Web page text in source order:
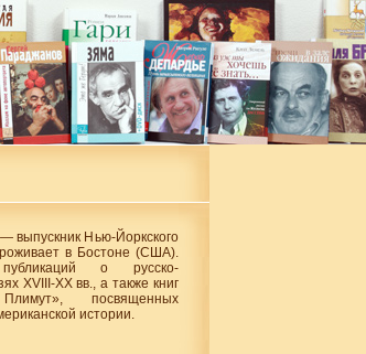
выпускник Нью-Йоркского
в Бостоне (США).
о русско-
XVIII-XX вв., а также книг
посвященных
истории.